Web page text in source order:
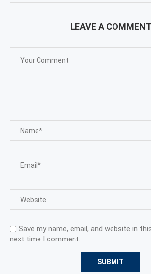
LEAVE A COMMENT
Save my name, email, and website in
next time I comment.